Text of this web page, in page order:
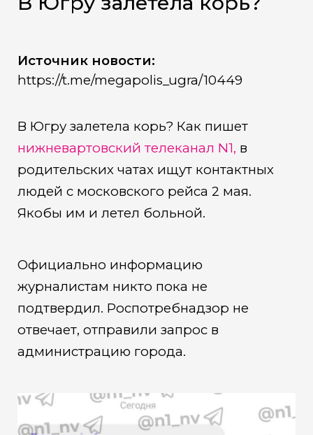
Источник новости:
https://t.me/megapolis_ugra/10449
В Югру залетела корь? Как пишет
нижневартовский телеканал N1, в
родительских чатах ищут контактных
людей с московского рейса 2 мая.
Якобы им и летел больной.
Официально информацию
журналистам никто пока не
подтвердил. Роспотребнадзор не
отвечает, отправили запрос в
администрацию города.